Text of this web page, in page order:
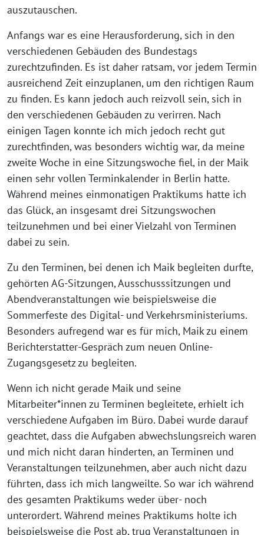
auszutauschen.
Anfangs war es eine Herausforderung, sich in den
verschiedenen Gebäuden des Bundestags
zurechtzufinden. Es ist daher ratsam, vor jedem Termin
ausreichend Zeit einzuplanen, um den richtigen Raum
zu finden. Es kann jedoch auch reizvoll sein, sich in
den verschiedenen Gebäuden zu verirren. Nach
einigen Tagen konnte ich mich jedoch recht gut
zurechtfinden, was besonders wichtig war, da meine
zweite Woche in eine Sitzungswoche fiel, in der Maik
einen sehr vollen Terminkalender in Berlin hatte.
Während meines einmonatigen Praktikums hatte ich
das Glück, an insgesamt drei Sitzungswochen
teilzunehmen und bei einer Vielzahl von Terminen
dabei zu sein.
Zu den Terminen, bei denen ich Maik begleiten durfte,
gehörten AG-Sitzungen, Ausschusssitzungen und
Abendveranstaltungen wie beispielsweise die
Sommerfeste des Digital- und Verkehrsministeriums.
Besonders aufregend war es für mich, Maik zu einem
Berichterstatter-Gespräch zum neuen Online-
Zugangsgesetz zu begleiten.
Wenn ich nicht gerade Maik und seine
Mitarbeiter*innen zu Terminen begleitete, erhielt ich
verschiedene Aufgaben im Büro. Dabei wurde darauf
geachtet, dass die Aufgaben abwechslungsreich waren
und mich nicht daran hinderten, an Terminen und
Veranstaltungen teilzunehmen, aber auch nicht dazu
führten, dass ich mich langweilte. So war ich während
des gesamten Praktikums weder über- noch
unterordert. Während meines Praktikums holte ich
beispielsweise die Post ab, trug Veranstaltungen in